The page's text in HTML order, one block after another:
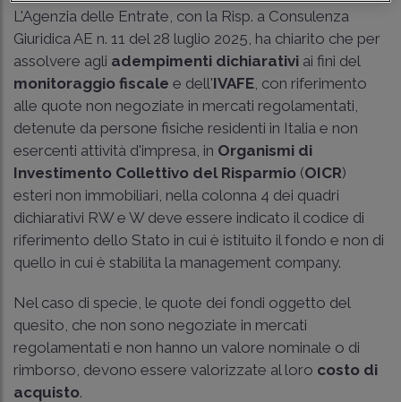
L'Agenzia delle Entrate, con la Risp. a Consulenza
Giuridica AE n. 11 del 28 luglio 2025, ha chiarito che per
assolvere agli adempimenti dichiarativi ai fini del
monitoraggio fiscale e dell'IVAFE , con riferimento
alle quote non negoziate in mercati regolamentati,
detenute da persone fisiche residenti in Italia e non
esercenti attività d'impresa, in Organismi di
Investimento Collettivo del Risparmio (OICR)
esteri non immobiliari, nella colonna 4 dei quadri
dichiarativi RW e W deve essere indicato il codice di
riferimento dello Stato in cui è istituito il fondo e non di
quello in cui è stabilita la management company.
Nel caso di specie, le quote dei fondi oggetto del
quesito, che non sono negoziate in mercati
regolamentati e non hanno un valore nominale o di
rimborso, devono essere valorizzate al loro costo di
acquisto.